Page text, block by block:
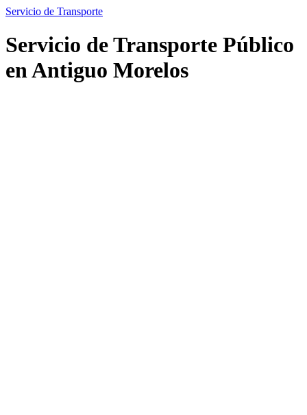
Servicio de Transporte
Servicio de Transporte Público
en Antiguo Morelos